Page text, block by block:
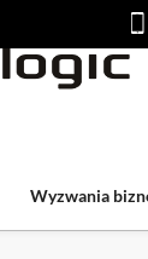
Wyzwania